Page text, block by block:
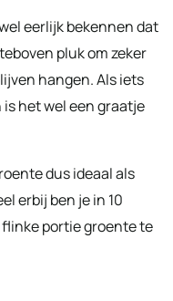
eerlijk bekennen dat
pluk om zeker
hangen. Als iets
het wel een graatje
dus ideaal als
erbij ben je in 10
portie groente te